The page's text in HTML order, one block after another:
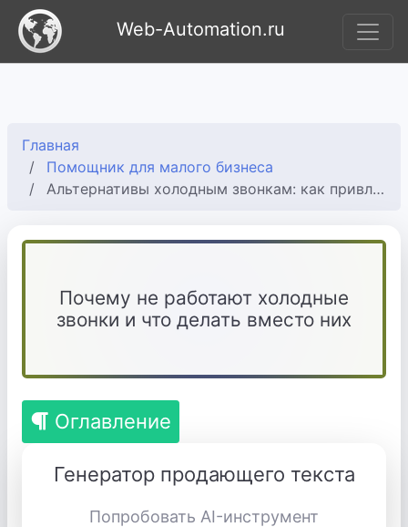
Web-Automation.ru
Главная
Помощник для малого бизнеса
Альтернативы холодным звонкам: как привлекать клиентов в 2025
Почему не работают холодные
звонки и что делать вместо них
Оглавление
Генератор продающего текста
Попробовать AI-инструмент